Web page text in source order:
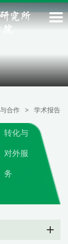
合作 > 学术报告
转化与
对外服
务